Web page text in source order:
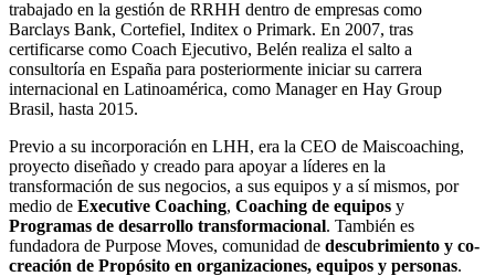
trabajado en la gestión de RRHH dentro de empresas como
Barclays Bank, Cortefiel, Inditex o Primark. En 2007, tras
certificarse como Coach Ejecutivo, Belén realiza el salto a
consultoría en España para posteriormente iniciar su carrera
internacional en Latinoamérica, como Manager en Hay Group
Brasil, hasta 2015.
Previo a su incorporación en LHH, era la CEO de Maiscoaching,
proyecto diseñado y creado para apoyar a líderes en la
transformación de sus negocios, a sus equipos y a sí mismos, por
medio de Executive Coaching, Coaching de equipos y
Programas de desarrollo transformacional. También es
fundadora de Purpose Moves, comunidad de descubrimiento y co-
creación de Propósito en organizaciones, equipos y personas.